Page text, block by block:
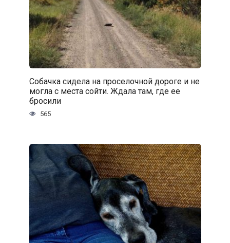
Собачка сидела на проселочной дороге и не
могла с места сойти. Ждала там, где ее
бросили
565